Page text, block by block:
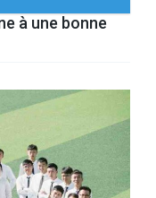
à une bonne